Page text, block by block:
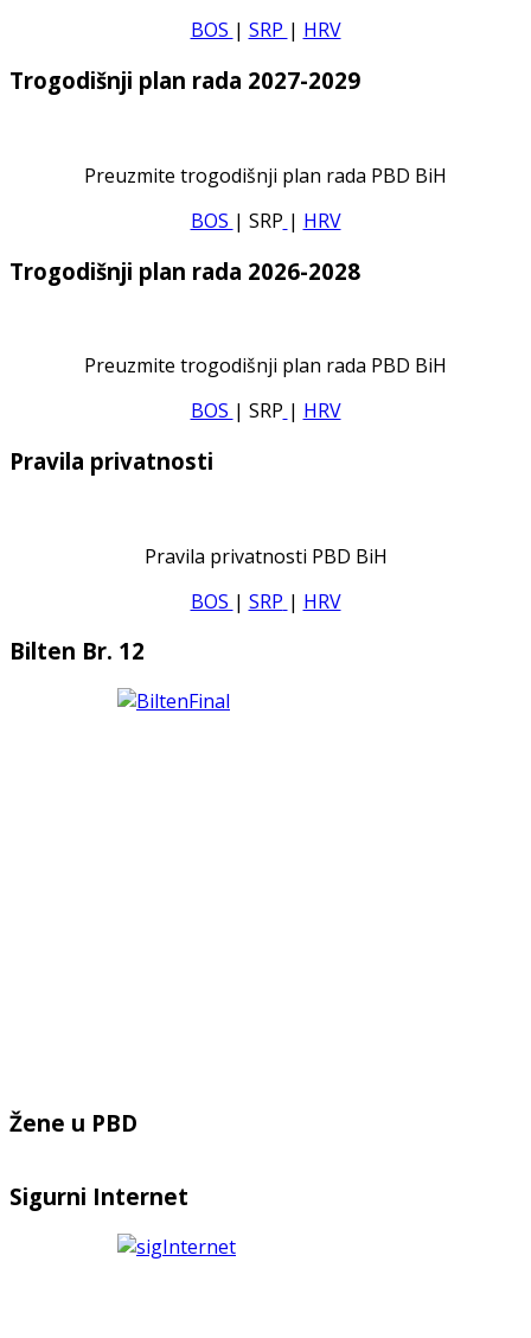
BOS | SRP | HRV
Trogodišnji plan rada 2027-2029
Preuzmite trogodišnji plan rada PBD BiH
BOS | SRP | HRV
Trogodišnji plan rada 2026-2028
Preuzmite trogodišnji plan rada PBD BiH
BOS | SRP | HRV
Pravila privatnosti
Pravila privatnosti PBD BiH
BOS | SRP | HRV
Bilten Br. 12
Žene u PBD
Sigurni Internet